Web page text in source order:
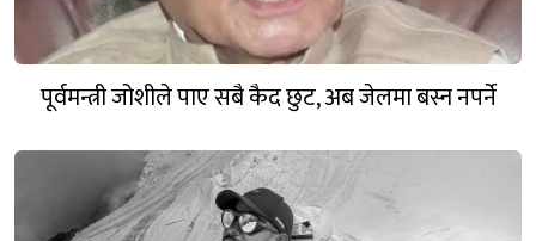
पूर्वमन्त्री जोशीले पाए सबै कैद छुट, अब जेलमा बस्न नपर्ने